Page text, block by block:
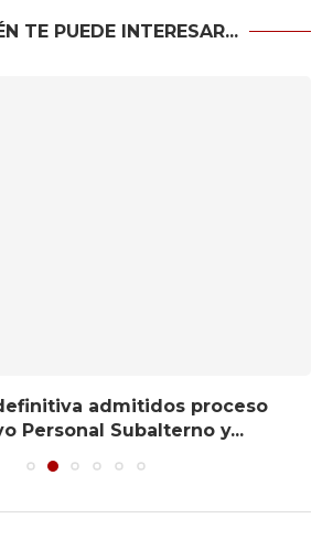
TE PUEDE INTERESAR...
admitidos proceso
Personal Subalterno y...